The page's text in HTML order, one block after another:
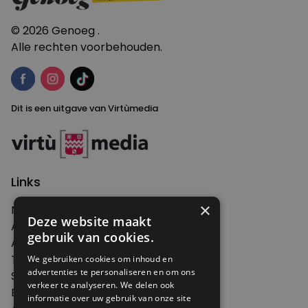
© 2026 Genoeg .
Alle rechten voorbehouden.
Dit is een uitgave van Virtùmedia
Links
Nieuws
Artikelen
Agenda
Thema's
Shop
Edities
×
Deze website maakt
gebruik van cookies.
We gebruiken cookies om inhoud en
advertenties te personaliseren en om ons
verkeer te analyseren. We delen ook
informatie over uw gebruik van onze site